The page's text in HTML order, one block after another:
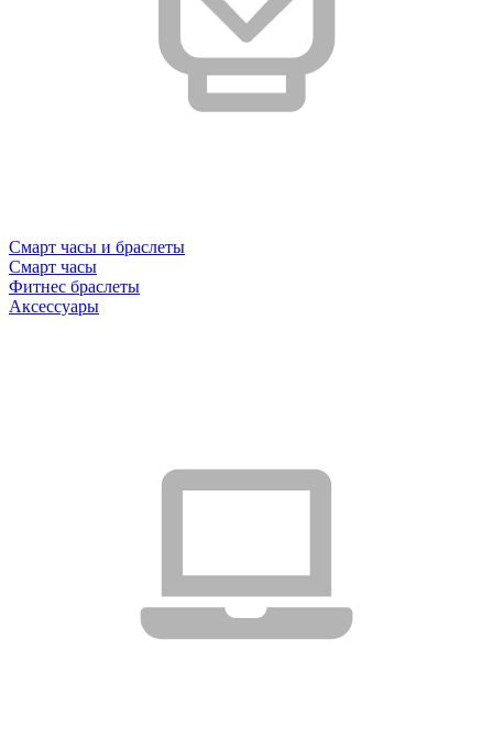
Смарт часы и браслеты
Смарт часы
Фитнес браслеты
Аксессуары